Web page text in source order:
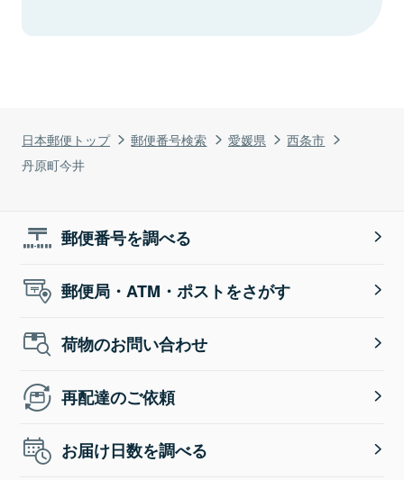
日本郵便トップ 郵便番号検索 愛媛県
西条市
丹原町今井
郵便番号を調べる
郵便局・ATM・ポストをさがす
荷物のお問い合わせ
再配達のご依頼
お届け日数を調べる